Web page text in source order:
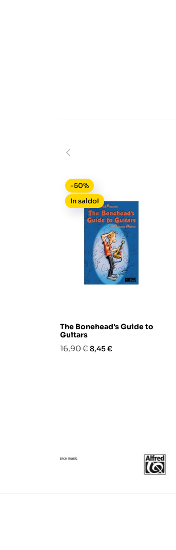
The Bonehead's Guide to
Guitars
Prezzo
16,90 €Prezzo
8,45 €
-50%
In saldo!